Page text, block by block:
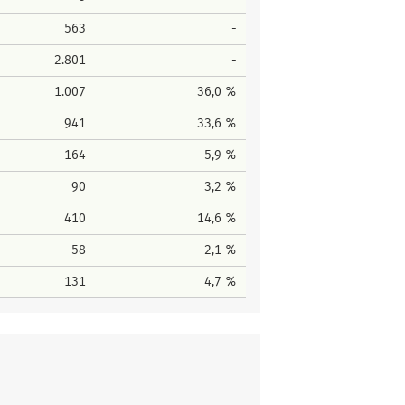
563 -
2.801 -
1.007 36,0 %
941 33,6 %
164 5,9 %
90 3,2 %
410 14,6 %
58 2,1 %
131 4,7 %